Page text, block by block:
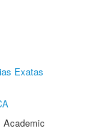
Exatas
Academic